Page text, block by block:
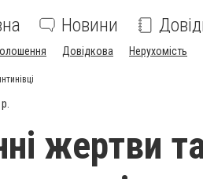
Новини
Довідкова Нерухомість
жертви